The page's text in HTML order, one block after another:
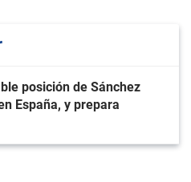
posición de Sánchez
España, y prepara